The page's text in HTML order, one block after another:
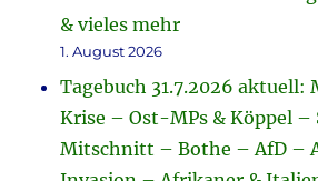
& vieles mehr
1. August 2026
Tagebuch 31.7.2026 aktuell:
Krise – Ost-MPs & Köppel –
Mitschnitt – Bothe – AfD –